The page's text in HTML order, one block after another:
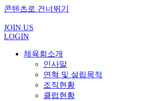
콘텐츠로 건너뛰기
JOIN US
LOGIN
체육회소개
인사말
연혁 및 설립목적
조직현황
클럽현황